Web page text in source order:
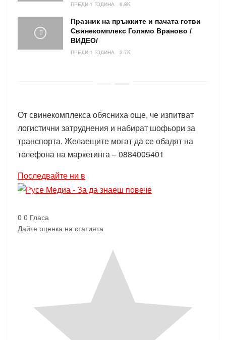
ПРЕДИ 1 ГОДИНА 6.8K
Празник на пръжките и пачата готви
Свинекомплекс Голямо Враново /
ВИДЕО/
ПРЕДИ 1 ГОДИНА 2.7K
От свинекомплекса обясниха още, че изпитват
логистични затруднения и набират шофьори за
транспорта. Желаещите могат да се обадят на
телефона на маркетинга – 0884005401
Последвайте ни в
0 0 Гласа
Дайте оценка на статията